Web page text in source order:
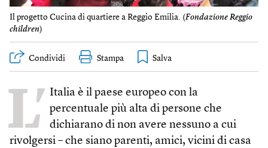
Il progetto Cucina di quartiere a Reggio Emilia. (Fondazione Reggio
children)
Condividi Stampa
L’ Italia è il paese europeo con la
percentuale più alta di persone che
dichiarano di non avere nessuno a cui
rivolgersi – che siano parenti, amici, vicini di casa